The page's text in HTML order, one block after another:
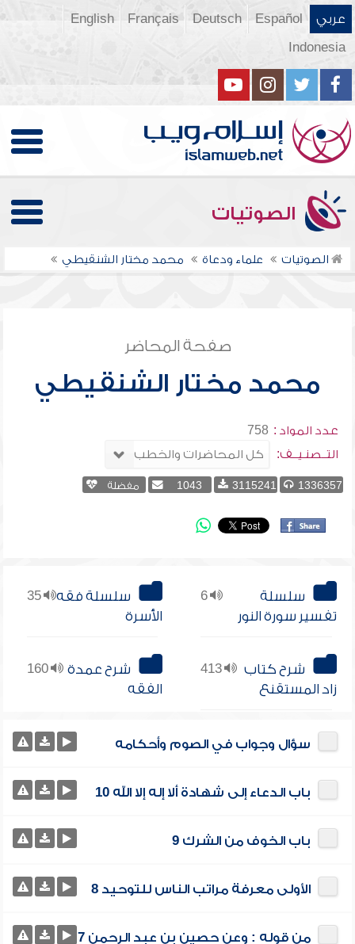
عربي Español
Deutsch
Français
English
Indonesia
الصوتيات
الصوتيات علماء ودعاة محمد مختار الشنقيطي
صفحة المحاضر
محمد مختار الشنقيطي
عدد المواد : 758
التــصنـيــف:
1336357
3115241
1043 مفضلة
6
سلسلة
تفسير سورة النور
35
سلسلة فقه
الأسرة
413
شرح كتاب
زاد المستقنع
160
شرح عمدة
الفقه
سؤال وجواب في الصوم وأحكامه
باب الدعاء إلى شهادة ألا إله إلا الله 10
باب الخوف من الشرك 9
الأولى معرفة مراتب الناس للتوحيد 8
من قوله : وعن حصين بن عبد الرحمن 7